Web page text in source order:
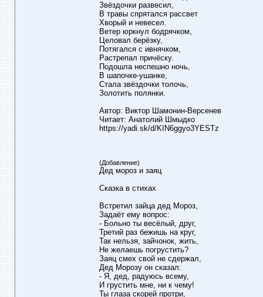
Звёздочки развесил,
В травы спрятался рассвет
Хворый и невесел.
Ветер юркнул бодрячком,
Целовал берёзку,
Потягался с ивнячком,
Растрепал причёску.
Подошла неспешно ночь,
В шапочке-ушанке,
Стала звёздочки толочь,
Золотить полянки.
Автор: Виктор Шамонин-Версенев
Читает: Анатолий Шмыдко
https://yadi.sk/d/KIN6ggyo3YESTz
(Добавление)
Дед мороз и заяц
Сказка в стихах
Встретил зайца дед Мороз,
Задаёт ему вопрос:
- Больно ты весёлый, друг,
Третий раз бежишь на круг,
Так нельзя, зайчонок, жить,
Не желаешь погрустить?
Заяц смех свой не сдержал,
Дед Морозу он сказал:
- Я, дед, радуюсь всему,
И грустить мне, ни к чему!
Ты глаза скорей протри,